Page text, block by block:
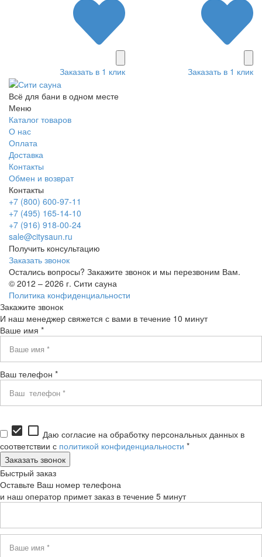
Заказать в 1 клик Заказать в 1 клик
Всё для бани в одном месте
Меню
Каталог товаров
О нас
Оплата
Доставка
Контакты
Обмен и возврат
Контакты
+7 (800) 600-97-11
+7 (495) 165-14-10
+7 (916) 918-00-24
sale@citysaun.ru
Получить консультацию
Заказать звонок
Остались вопросы? Закажите звонок и мы перезвоним Вам.
© 2012 – 2026 г. Сити сауна
Политика конфиденциальности
Закажите звонок
И наш менеджер свяжется с вами в течение 10 минут
Ваше имя *
Ваш телефон *
check_box check_box_outline_blank Даю согласие на обработку персональных данных в
соответствии с политикой конфиденциальности *
Быстрый заказ
Оставьте Ваш номер телефона
и наш оператор примет заказ в течение 5 минут